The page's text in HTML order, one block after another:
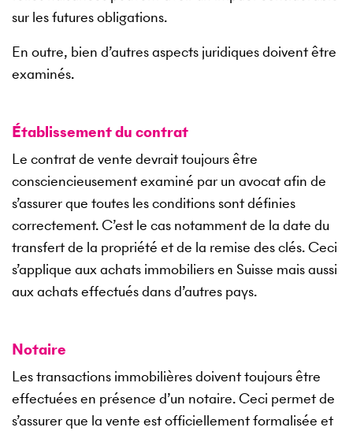
sur les futures obligations.
En outre, bien d’autres aspects juridiques doivent être
examinés.
Établissement du contrat
Le contrat de vente devrait toujours être
consciencieusement examiné par un avocat afin de
s’assurer que toutes les conditions sont définies
correctement. C’est le cas notamment de la date du
transfert de la propriété et de la remise des clés. Ceci
s’applique aux achats immobiliers en Suisse mais aussi
aux achats effectués dans d’autres pays.
Notaire
Les transactions immobilières doivent toujours être
effectuées en présence d’un notaire. Ceci permet de
s’assurer que la vente est officiellement formalisée et